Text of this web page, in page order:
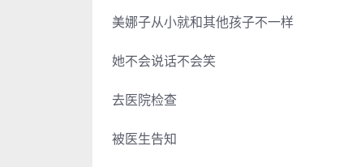
美娜子从小就和其他孩子不一样
她不会说话不会笑
去医院检查
被医生告知